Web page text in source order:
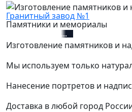
Гранитный завод №1
Памятники и мемориалы
+7 (812) 627-67-01
Изготовление памятников и
Мы используем только
Нанесение портретов и
Доставка в любой город